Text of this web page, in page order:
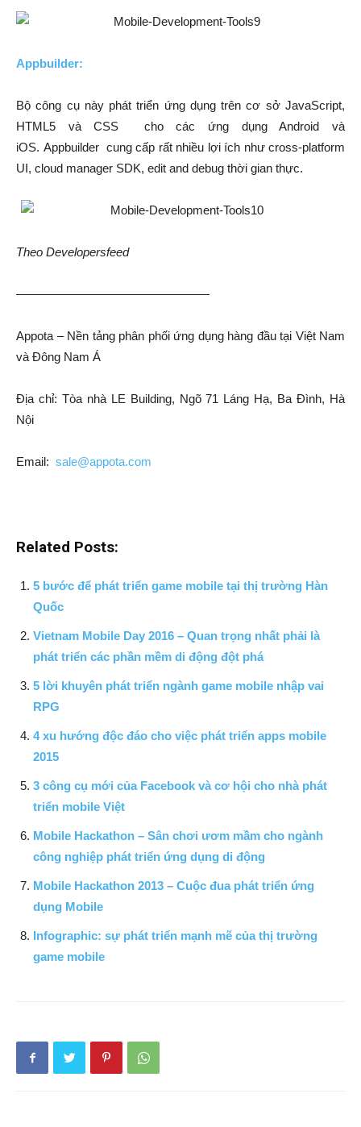
Appbuilder:
Bộ công cụ này phát triển ứng dụng trên cơ sở JavaScript,
HTML5 và CSS cho các ứng dụng Android và
iOS. Appbuilder cung cấp rất nhiều lợi ích như cross-platform
UI, cloud manager SDK, edit and debug thời gian thực.
Theo Developersfeed
————————————————
Appota – Nền tảng phân phối ứng dụng hàng đầu tại Việt Nam
và Đông Nam Á
Địa chỉ: Tòa nhà LE Building, Ngõ 71 Láng Hạ, Ba Đình, Hà
Nội
Email: sale@appota.com
Related Posts:
5 bước để phát triển game mobile tại thị trường Hàn
Quốc
Vietnam Mobile Day 2016 – Quan trọng nhất phải là
phát triển các phần mềm di động đột phá
5 lời khuyên phát triển ngành game mobile nhập vai
RPG
4 xu hướng độc đáo cho việc phát triển apps mobile
2015
3 công cụ mới của Facebook và cơ hội cho nhà phát
triển mobile Việt
Mobile Hackathon – Sân chơi ươm mầm cho ngành
công nghiệp phát triển ứng dụng di động
Mobile Hackathon 2013 – Cuộc đua phát triển ứng
dụng Mobile
Infographic: sự phát triển mạnh mẽ của thị trường
game mobile